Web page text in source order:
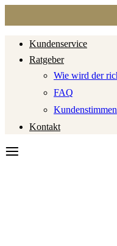
Kundenservice
Ratgeber
Wie wird der
FAQ
Kundenstimmen
Kontakt